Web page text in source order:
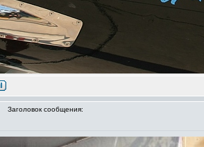
Заголовок сообщения: